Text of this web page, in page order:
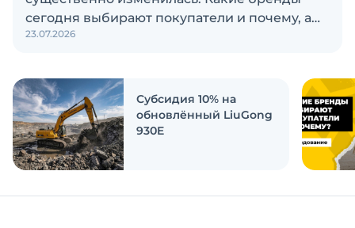
сегодня выбирают покупатели и почему, а
также кого считают лидерами рынка?
ответить на эти вопросы
23.07.2026
Субсидия 10% на
обновлённый LiuGong
930E